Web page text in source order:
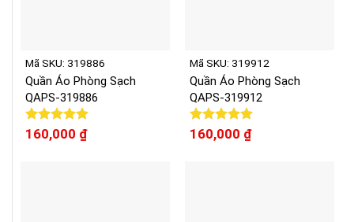
Mã SKU: 319886
Quần Áo Phòng Sạch
QAPS-319886
Được xếp
hạng
160,000 ₫
Mã SKU: 319912
Quần Áo Phòng Sạch
QAPS-319912
Được xếp
hạng
160,000 ₫